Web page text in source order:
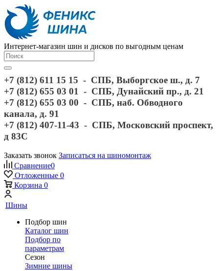
Интернет-магазин шин и дисков по выгодным ценам
+7 (812) 611 15 15 - СПБ, Выборгское ш., д. 7
+7 (812) 655 03 01 - СПБ, Дунайский пр., д. 21
+7 (812) 655 03 00 - СПБ, наб. Обводного
канала, д. 91
+7 (812) 407-11-43 - СПБ, Московский проспект,
д 83С
Заказать звонок Записаться на шиномонтаж
Сравнение0
Отложенные 0
Корзина 0
Шины
Подбор шин
Каталог шин
Подбор по
параметрам
Сезон
Зимние шины